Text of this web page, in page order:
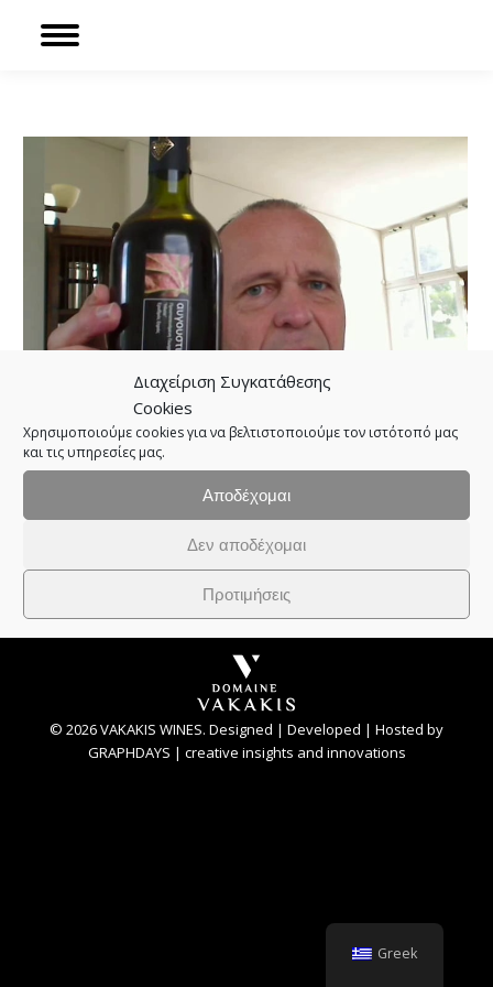
Διαχείριση Συγκατάθεσης
Cookies
Χρησιμοποιούμε cookies για να βελτιστοποιούμε τον ιστότοπό μας
και τις υπηρεσίες μας.
Αποδέχομαι
Δεν αποδέχομαι
Προτιμήσεις
in
new
from ELLOINOS – Avgoustiatis – video
GRAPHDAYS 29 Σεπτεμβρίου 2013
© 2026 VAKAKIS WINES. Designed | Developed | Hosted by
GRAPHDAYS | creative insights and innovations
Greek